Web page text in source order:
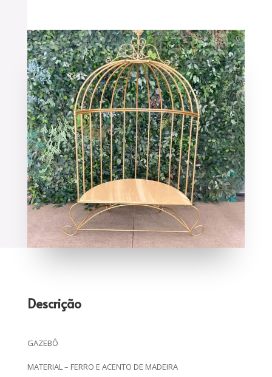
Descrição
GAZEBÔ
MATERIAL – FERRO E ACENTO DE MADEIRA